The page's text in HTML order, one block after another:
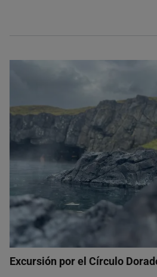
Excursión por el Círculo